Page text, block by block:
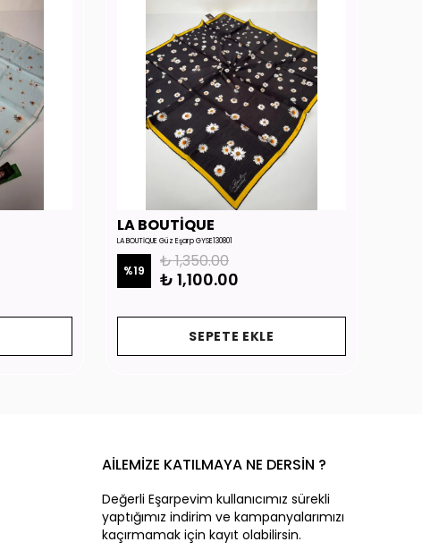
LA BOUTİQUE
LA BOUTİQUE Güz Eşarp GYSE130801
%19 ₺ 1,350.00
₺ 1,100.00
SEPETE EKLE
AİLEMİZE KATILMAYA NE DERSİN ?
Değerli Eşarpevim kullanıcımız sürekli
yaptığımız indirim ve kampanyalarımızı
kaçırmamak için kayıt olabilirsin.